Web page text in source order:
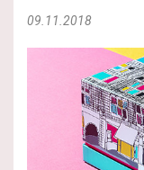
09.11.2018